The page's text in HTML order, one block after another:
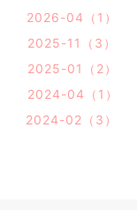
2026-04（1）
2025-11（3）
2025-01（2）
2024-04（1）
2024-02（3）